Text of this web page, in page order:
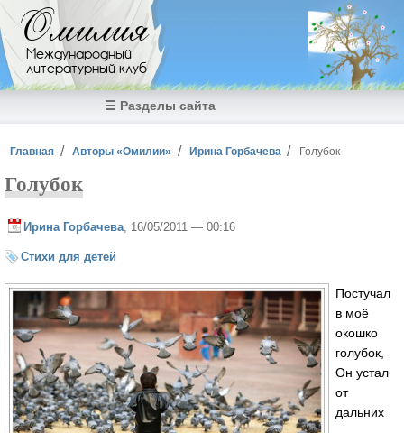
Перейти к основному содержанию
Омилия
Международный
литературный клуб
☰ Разделы сайта
Вы здесь
Главная Авторы «Омилии» Ирина Горбачева Голубок
Голубок
Ирина Горбачева , 16/05/2011 — 00:16
Стихи для детей
Постучал
в моё
окошко
голубок,
Он устал
от
дальних